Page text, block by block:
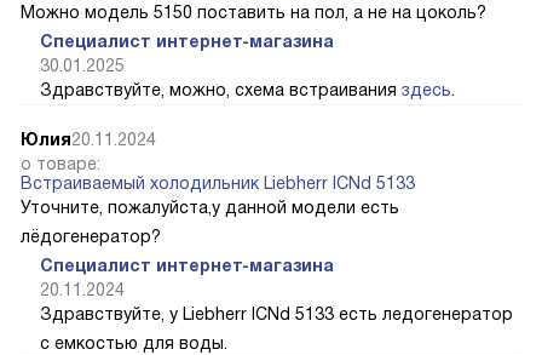
Можно модель 5150 поставить на пол, а не на цоколь?
Специалист интернет-магазина
30.01.2025
Здравствуйте, можно, схема встраивания здесь.
Юлия20.11.2024
о товаре:
Встраиваемый холодильник Liebherr ICNd 5133
Уточните, пожалуйста,у данной модели есть
лёдогенератор?
Специалист интернет-магазина
20.11.2024
Здравствуйте, у Liebherr ICNd 5133 есть ледогенератор
с емкостью для воды.